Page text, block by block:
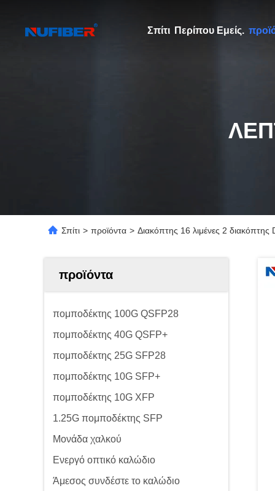
Σπίτι Περίπου Εμείς.
Σπίτι > προϊόντα > Διακόπτης 16 λιμένες 2
προϊόντα
πομποδέκτης 100G QSFP28
πομποδέκτης 40G QSFP+
πομποδέκτης 25G SFP28
πομποδέκτης 10G SFP+
πομποδέκτης 10G XFP
1.25G πομποδέκτης SFP
Μονάδα χαλκού
Ενεργό οπτικό καλώδιο
Άμεσος συνδέστε το καλώδιο